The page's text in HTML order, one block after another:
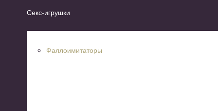
Секс-игрушки
Фаллоимитаторы